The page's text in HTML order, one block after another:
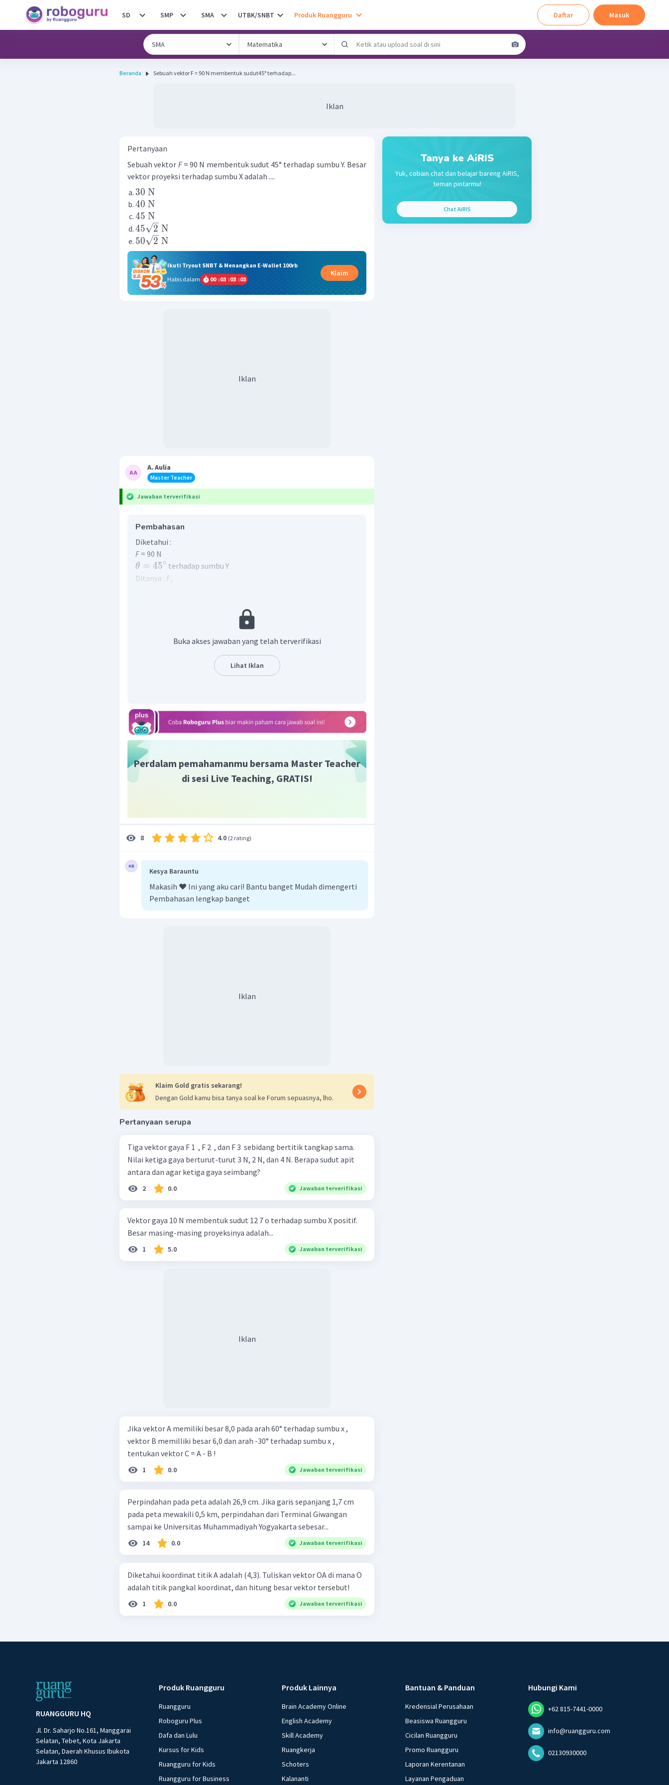
SD SMP SMA UTBK/SNBT Produk Ruangguru Daftar Masuk
Beranda Sebuah vektor F = 90 N membentuk sudut45° terhadap...
Iklan
Pertanyaan
Sebuah vektor F= 90 N membentuk sudut 45° terhadap sumbu Y. Besar
vektor proyeksi terhadap sumbu X adalah ....
30 N
40 N
45 N
45
2 N
50
2 N
Ikuti Tryout SNBT & Menangkan E-Wallet 100rb
Habis dalam
00 :03 :03 :02
Klaim
Iklan
A. Aulia
Master Teacher
Jawaban terverifikasi
Pembahasan
Diketahui :
F= 90 N
θ = 45∘ terhadap sumbu Y
Ditanya : F
sumbu kartesius, Untuk mempermudah, perhatikan gambar di
=
45
2 N
Dengan demikian, besar vektor proyeksi terhadap sumbu X
adalah45 2N.
Buka akses jawaban yang telah terverifikasi
Lihat Iklan
Perdalam pemahamanmu bersama Master Teacher
di sesi Live Teaching, GRATIS!
8 4.0 (2 rating)
Kesya Barauntu
Makasih ❤️ Ini yang aku cari! Bantu banget Mudah dimengerti
Pembahasan lengkap banget
Iklan
Klaim Gold gratis sekarang!
Dengan Gold kamu bisa tanya soal ke Forum sepuasnya, lho.
Pertanyaan serupa
Tiga vektor gaya F 1 ​ , F 2 ​ , dan F 3 ​ sebidang bertitik tangkap sama.
Nilai ketiga gaya berturut-turut 3 N, 2 N, dan 4 N. Berapa sudut apit
antara dan agar ketiga gaya seimbang?
2 0.0 Jawaban terverifikasi
Vektor gaya 10 N membentuk sudut 12 7 o terhadap sumbu X positif.
Besar masing-masing proyeksinya adalah...
1 5.0 Jawaban terverifikasi
Iklan
Jika vektor A memiliki besar 8,0 pada arah 60° terhadap sumbu x ,
vektor B memilliki besar 6,0 dan arah -30° terhadap sumbu x ,
tentukan vektor C = A - B !
1 0.0 Jawaban terverifikasi
Perpindahan pada peta adalah 26,9 cm. Jika garis sepanjang 1,7 cm
pada peta mewakili 0,5 km, perpindahan dari Terminal Giwangan
sampai ke Universitas Muhammadiyah Yogyakarta sebesar...
14 0.0 Jawaban terverifikasi
Diketahui koordinat titik A adalah (4,3). Tuliskan vektor OA di mana O
adalah titik pangkal koordinat, dan hitung besar vektor tersebut!
1 0.0 Jawaban terverifikasi
Tanya ke AiRIS
Yuk, cobain chat dan belajar bareng AiRIS,
teman pintarmu!
Chat AiRIS
RUANGGURU HQ
Jl. Dr. Saharjo No.161, Manggarai
Selatan, Tebet, Kota Jakarta
Selatan, Daerah Khusus Ibukota
Jakarta 12860
Produk Ruangguru
Ruangguru
Roboguru Plus
Dafa dan Lulu
Kursus for Kids
Ruangguru for Kids
Ruangguru for Business
Produk Lainnya
Brain Academy Online
English Academy
Skill Academy
Ruangkerja
Schoters
Kalananti
Bantuan & Panduan
Kredensial Perusahaan
Beasiswa Ruangguru
Cicilan Ruangguru
Promo Ruangguru
Laporan Kerentanan
Layanan Pengaduan
Hubungi Kami
+62 815-7441-0000
info@ruangguru.com
02130930000